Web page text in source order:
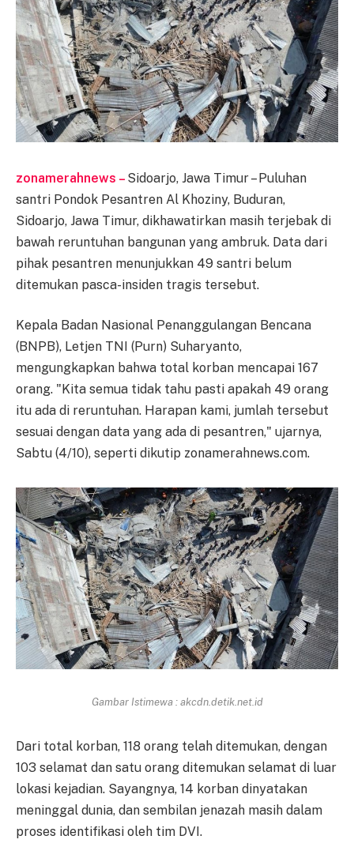
zonamerahnews – Sidoarjo, Jawa Timur – Puluhan
santri Pondok Pesantren Al Khoziny, Buduran,
Sidoarjo, Jawa Timur, dikhawatirkan masih terjebak di
bawah reruntuhan bangunan yang ambruk. Data dari
pihak pesantren menunjukkan 49 santri belum
ditemukan pasca-insiden tragis tersebut.
Kepala Badan Nasional Penanggulangan Bencana
(BNPB), Letjen TNI (Purn) Suharyanto,
mengungkapkan bahwa total korban mencapai 167
orang. "Kita semua tidak tahu pasti apakah 49 orang
itu ada di reruntuhan. Harapan kami, jumlah tersebut
sesuai dengan data yang ada di pesantren," ujarnya,
Sabtu (4/10), seperti dikutip zonamerahnews.com.
Gambar Istimewa : akcdn.detik.net.id
Dari total korban, 118 orang telah ditemukan, dengan
103 selamat dan satu orang ditemukan selamat di luar
lokasi kejadian. Sayangnya, 14 korban dinyatakan
meninggal dunia, dan sembilan jenazah masih dalam
proses identifikasi oleh tim DVI.